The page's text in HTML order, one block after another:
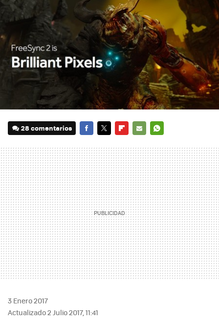
28 comentarios
MAIL
3 Enero 2017
Actualizado 2 Julio 2017, 11:41